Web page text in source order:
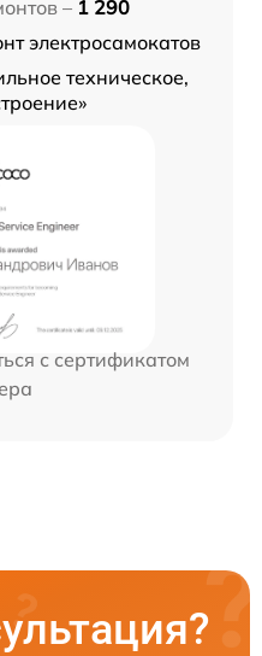
– 1 290
электросамокатов
техническое,
с сертификатом